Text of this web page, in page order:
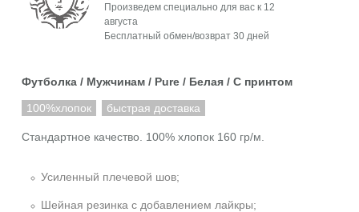
Произведем специально для вас к 12
августа
Бесплатный обмен/возврат 30 дней
Футболка / Мужчинам / Pure / Белая / C принтом
100%хлопок быстрая доставка
Стандартное качество. 100% хлопок 160 гр/м.
Усиленный плечевой шов;
Шейная резинка с добавлением лайкры;